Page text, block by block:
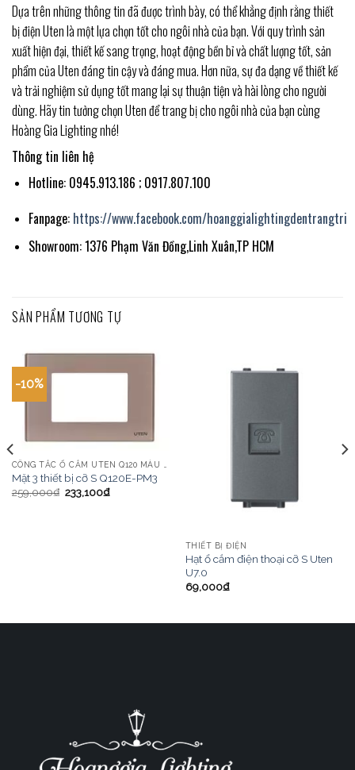
Dựa trên những thông tin đã được trình bày, có thể khẳng định rằng thiết
bị điện Uten là một lựa chọn tốt cho ngôi nhà của bạn. Với quy trình sản
xuất hiện đại, thiết kế sang trọng, hoạt động bền bỉ và chất lượng tốt, sản
phẩm của Uten đáng tin cậy và đáng mua. Hơn nữa, sự đa dạng về thiết kế
và trải nghiệm sử dụng tốt mang lại sự thuận tiện và hài lòng cho người
dùng. Hãy tin tưởng chọn Uten để trang bị cho ngôi nhà của bạn cùng
Hoàng Gia Lighting nhé!
Thông tin liên hệ
Hotline: 0945.913.186 ; 0917.807.100
Fanpage: https://www.facebook.com/hoanggialightingdentrangtri
Showroom: 1376 Phạm Văn Đồng,Linh Xuân,TP HCM
SẢN PHẨM TƯƠNG TỰ
-10%
Mặt 3 thiết bị cỡ S Q120E-PM3
259,000₫ 233,100₫
THIẾT BỊ ĐIỆN
Hạt ổ cắm điện thoại cỡ S Uten
U7.0
69,000₫